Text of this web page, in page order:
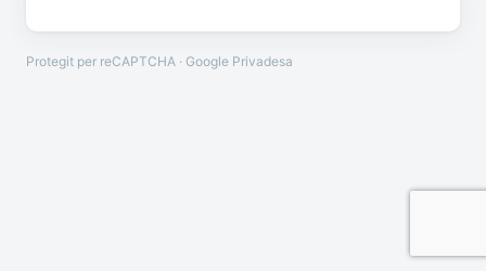
Protegit per reCAPTCHA · Google Privadesa